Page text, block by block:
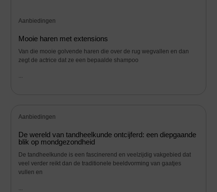
Aanbiedingen
Mooie haren met extensions
Van die mooie golvende haren die over de rug wegvallen en dan
zegt de actrice dat ze een bepaalde shampoo
...
Aanbiedingen
De wereld van tandheelkunde ontcijferd: een diepgaande
blik op mondgezondheid
De tandheelkunde is een fascinerend en veelzijdig vakgebied dat
veel verder reikt dan de traditionele beeldvorming van gaatjes
vullen en
...